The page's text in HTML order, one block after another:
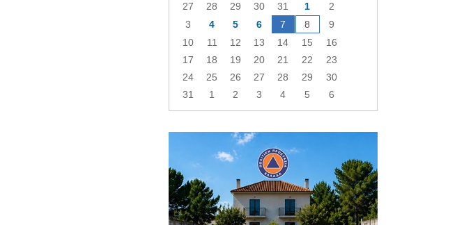
27 28 29 30 31 1
2
3
4 5 6 7 8
9
10
11 12 13 14 15
16
17
18 19 20 21 22
23
24
25 26 27 28 29
30
31
1 2 3 4 5 6